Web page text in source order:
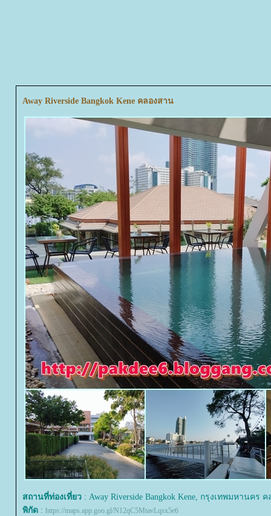
Away Riverside Bangkok Kene คลองสาน
สถานที่ท่องเที่ยว : Away Riverside Bangkok Kene, กรุงเทพมหานคร
พิกัด : https://maps.app.goo.gl/N12qC5MtavLqsx5e6